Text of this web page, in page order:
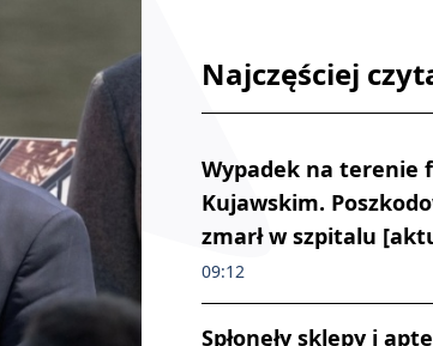
Najczęściej
Wypadek na terenie
Kujawskim.
zmarł w szpitalu
09:12
Spłonęły sklepy i